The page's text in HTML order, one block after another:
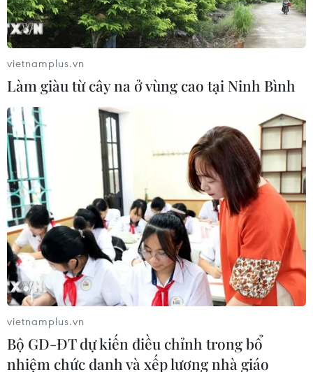
Hy Lạp, UAE huấn luyện không quân
chung ở Đông Địa Trung Hải
29/08/2020 14:17
Các hoạt động bay huấn luyện bắt đầu được thực hiện
ngày 28/8, một ngày sau khi UAE hoàn tất việc chuyển
9 máy bay chiến đấu F-16 và 4 máy bay vận tải đến
một căn cứ không quân của Hy Lạp tại Crete.
vietnamplus.vn
Làm giàu từ cây na ở vùng cao tại Ninh Bình
vietnamplus.vn
Bộ GD-ĐT dự kiến điều chỉnh trong bổ
nhiệm chức danh và xếp lương nhà giáo